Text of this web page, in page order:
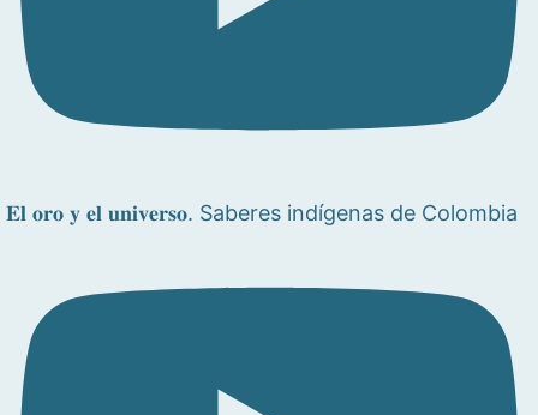
𝐄𝐥 𝐨𝐫𝐨 𝐲 𝐞𝐥 𝐮𝐧𝐢𝐯𝐞𝐫𝐬𝐨. Saberes indígenas de Colombia